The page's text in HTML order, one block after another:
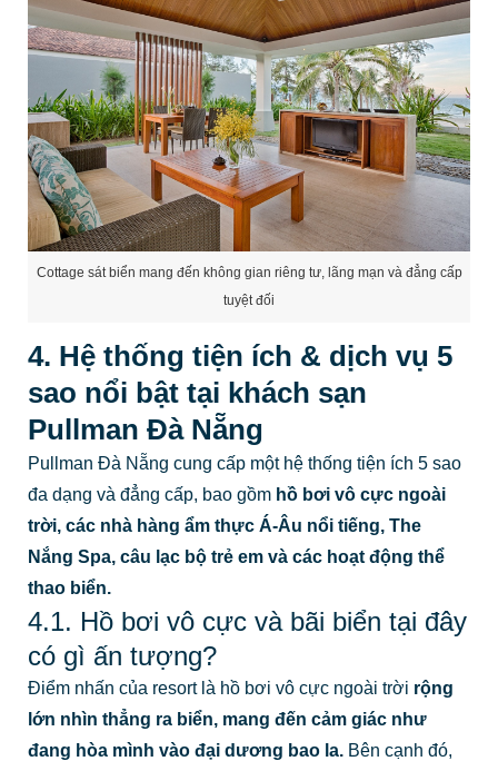
Cottage sát biển mang đến không gian riêng tư, lãng mạn và đẳng cấp
tuyệt đối
4. Hệ thống tiện ích & dịch vụ 5
sao nổi bật tại khách sạn
Pullman Đà Nẵng
Pullman Đà Nẵng cung cấp một hệ thống tiện ích 5 sao
đa dạng và đẳng cấp, bao gồmhồ bơi vô cực ngoài
trời, các nhà hàng ẩm thực Á-Âu nổi tiếng, The
Nắng Spa, câu lạc bộ trẻ em và các hoạt động thể
thao biển.
4.1. Hồ bơi vô cực và bãi biển tại đây
có gì ấn tượng?
Điểm nhấn của resort là hồ bơi vô cực ngoài trời rộng
lớn nhìn thẳng ra biển, mang đến cảm giác như
đang hòa mình vào đại dương bao la. Bên cạnh đó,